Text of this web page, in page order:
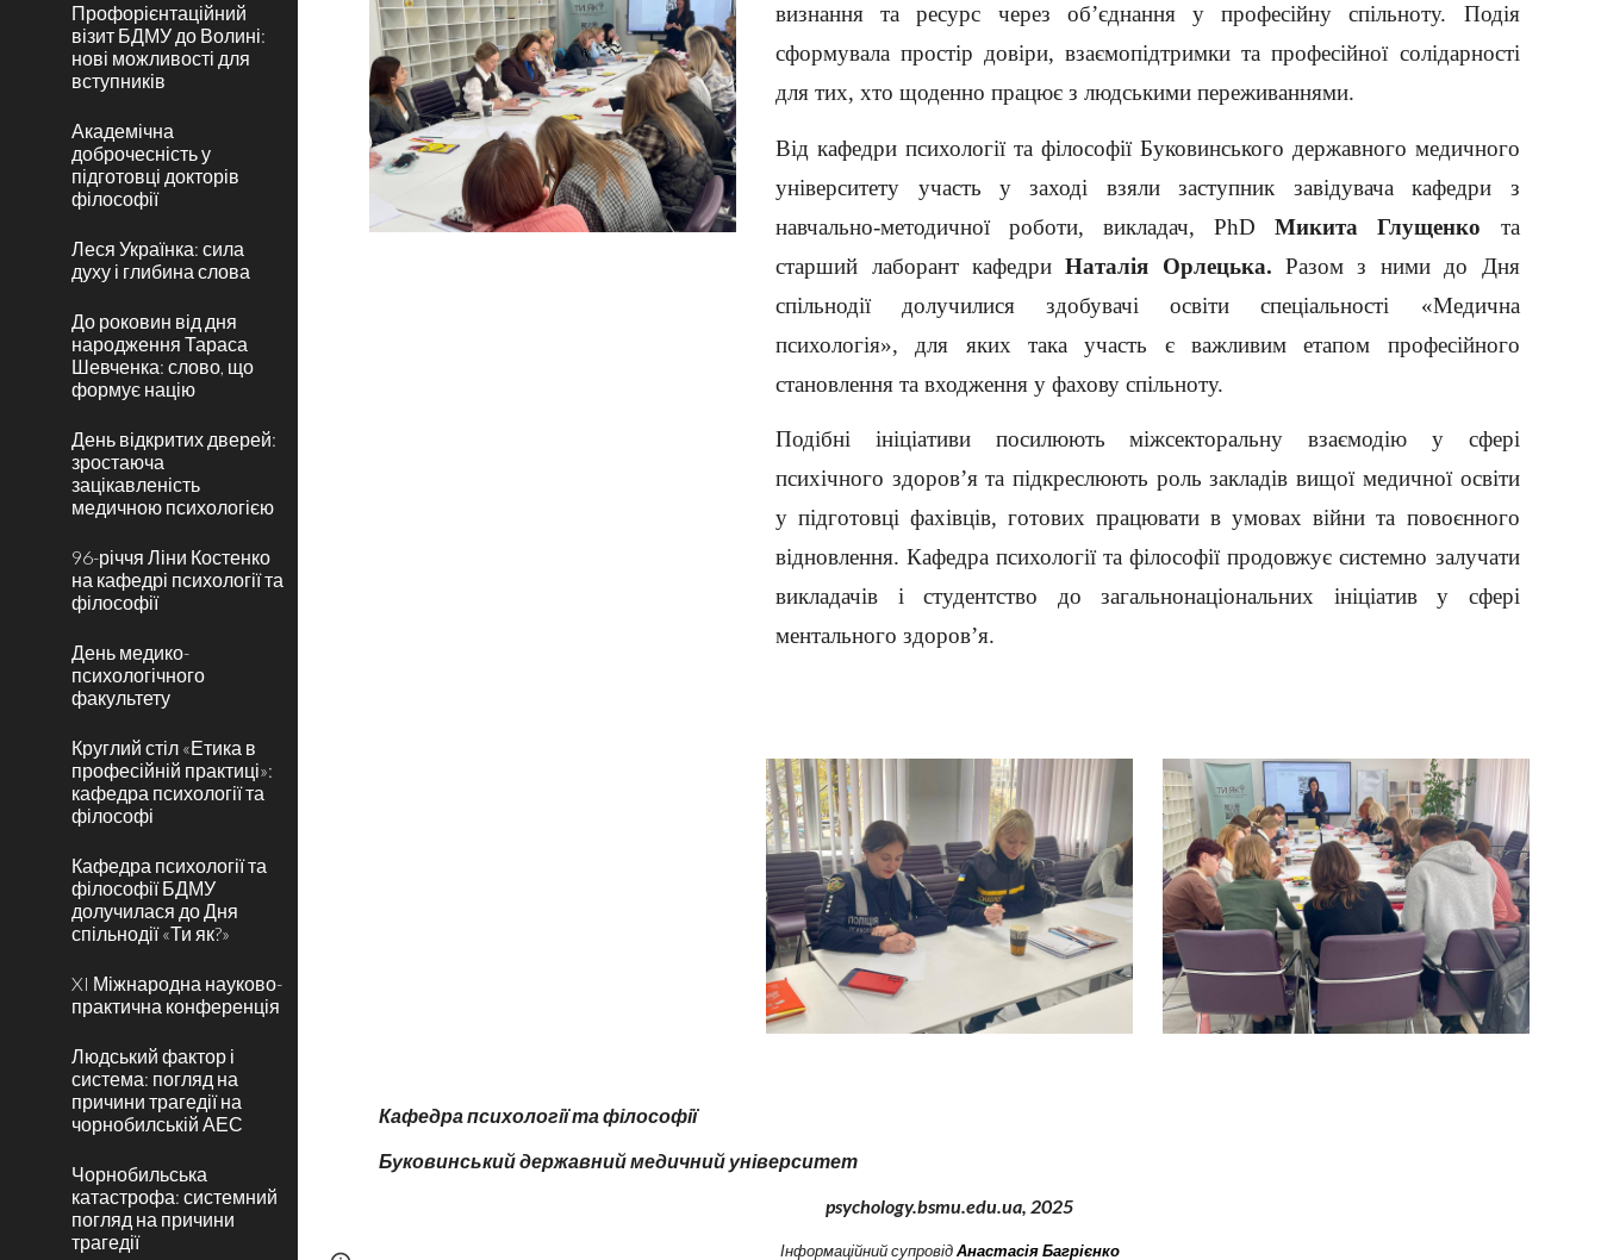
Профорієнтаційний
візит БДМУ до Волині:
нові можливості для
вступників
Академічна
доброчесність у
підготовці докторів
філософії
Леся Українка: сила
духу і глибина слова
До роковин від дня
народження Тараса
Шевченка: слово, що
формує націю
День відкритих дверей:
зростаюча
зацікавленість
медичною психологією
96-річчя Ліни Костенко
на кафедрі психології та
філософії
День медико-
психологічного
факультету
Круглий стіл «Етика в
професійній практиці»:
кафедра психології та
філософі
Кафедра психології та
філософії БДМУ
долучилася до Дня
спільнодії «Ти як?»
XI Міжнародна науково-
практична конференція
Людський фактор і
система: погляд на
причини трагедії на
чорнобилській АЕС
Чорнобильська
катастрофа: системний
погляд на причини
трагедії
визнання та ресурс через об’єднання у професійну спільноту. Подія
сформувала простір довіри, взаємопідтримки та професійної солідарності
для тих, хто щоденно працює з людськими переживаннями.
Від кафедри психології та філософії Буковинського державного медичного
університету участь у заході взяли заступник завідувача кафедри з
навчально-методичної роботи, викладач, PhDМикита Глущенко та
старший лаборант кафедриНаталія Орлецька. Разом з ними до Дня
спільнодії долучилися здобувачі освіти спеціальності «Медична
психологія», для яких така участь є важливим етапом професійного
становлення та входження у фахову спільноту.
Подібні ініціативи посилюють міжсекторальну взаємодію у сфері
психічного здоров’я та підкреслюють роль закладів вищої медичної освіти
у підготовці фахівців, готових працювати в умовах війни та повоєнного
відновлення. Кафедра психології та філософії продовжує системно залучати
викладачів і студентство до загальнонаціональних ініціатив у сфері
ментального здоров’я.
Кафедра психології та філософії
Буковинський державний медичний університет
psychology.bsmu.edu.ua, 2025
Інформаційний супровід Анастасія Багрієнко